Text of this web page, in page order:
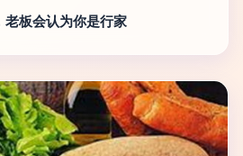
板会认为你是行家